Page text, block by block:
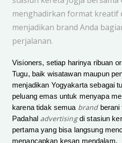
menghadirkan format kreatif
menjadikan brand Anda
perjalanan.
Visioners, setiap harinya ribuan
Tugu, baik wisatawan maupun
menjadikan Yogyakarta sebagai
peluang emas untuk menyapa
karena tidak semuabrand
Padahal advertisingdi stasiun
pertama yang bisa langsung
menancapkan kesan mendalam.